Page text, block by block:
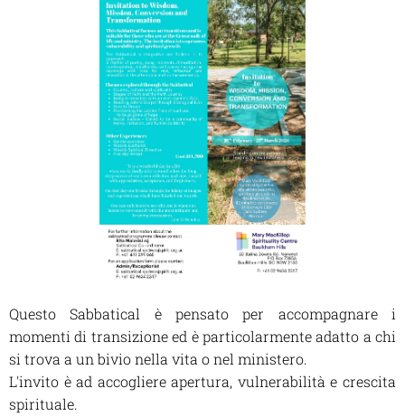
Questo Sabbatical è pensato per accompagnare i
momenti di transizione ed è particolarmente adatto a chi
si trova a un bivio nella vita o nel ministero.
L'invito è ad accogliere apertura, vulnerabilità e crescita
spirituale.